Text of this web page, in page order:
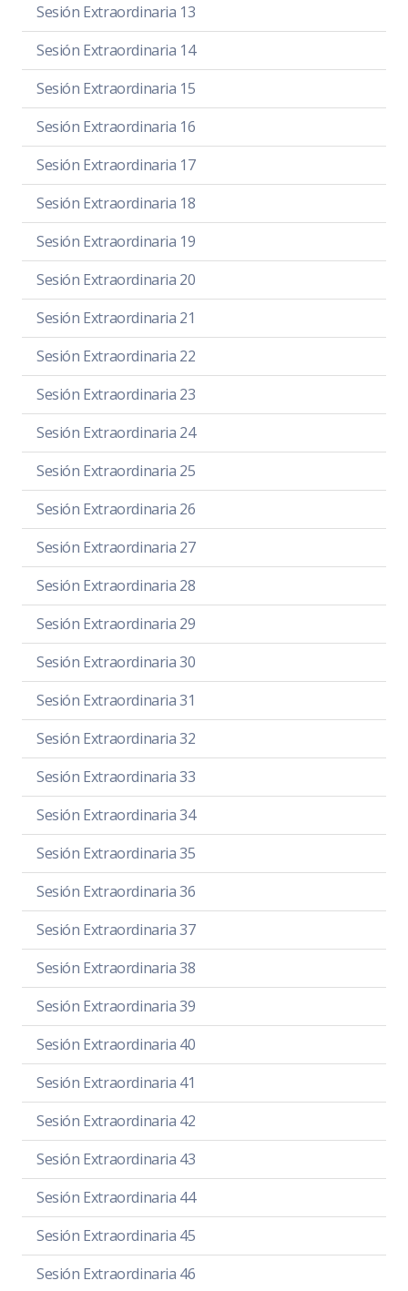
Sesión Extraordinaria 13
Sesión Extraordinaria 14
Sesión Extraordinaria 15
Sesión Extraordinaria 16
Sesión Extraordinaria 17
Sesión Extraordinaria 18
Sesión Extraordinaria 19
Sesión Extraordinaria 20
Sesión Extraordinaria 21
Sesión Extraordinaria 22
Sesión Extraordinaria 23
Sesión Extraordinaria 24
Sesión Extraordinaria 25
Sesión Extraordinaria 26
Sesión Extraordinaria 27
Sesión Extraordinaria 28
Sesión Extraordinaria 29
Sesión Extraordinaria 30
Sesión Extraordinaria 31
Sesión Extraordinaria 32
Sesión Extraordinaria 33
Sesión Extraordinaria 34
Sesión Extraordinaria 35
Sesión Extraordinaria 36
Sesión Extraordinaria 37
Sesión Extraordinaria 38
Sesión Extraordinaria 39
Sesión Extraordinaria 40
Sesión Extraordinaria 41
Sesión Extraordinaria 42
Sesión Extraordinaria 43
Sesión Extraordinaria 44
Sesión Extraordinaria 45
Sesión Extraordinaria 46